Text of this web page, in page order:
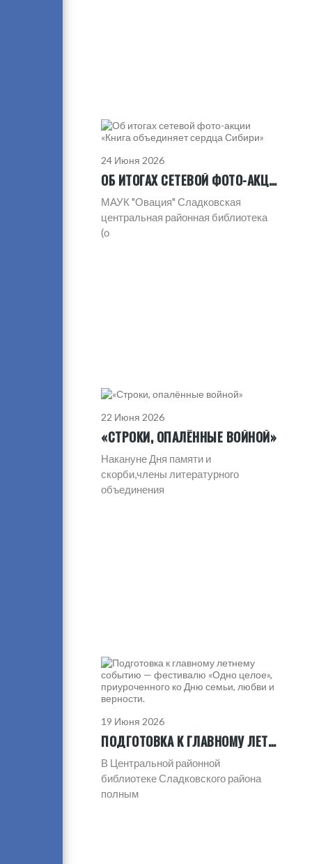
24 Июня 2026
ОБ ИТОГАХ СЕТЕВОЙ ФОТО-АКЦИИ «КНИГА ОБЪЕДИНЯЕТ СЕРДЦА СИБИРИ»
МАУК "Овация" Сладковская
центральная районная библиотека
(о
22 Июня 2026
«СТРОКИ, ОПАЛЁННЫЕ ВОЙНОЙ»
Накануне Дня памяти и
скорби,члены литературного
объединения
19 Июня 2026
ПОДГОТОВКА К ГЛАВНОМУ ЛЕТНЕМУ СОБЫТИЮ — ФЕСТИВАЛЮ «ОДНО ЦЕЛОЕ», ПРИУРОЧЕННОГО КО ДНЮ СЕМЬИ, ЛЮБВИ И ВЕРНОСТИ.
В Центральной районной
библиотеке Сладковского района
полным